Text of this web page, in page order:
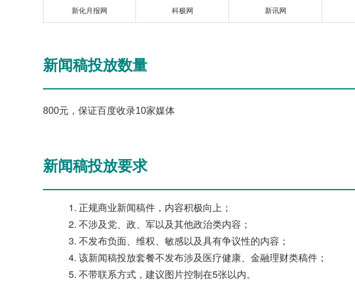
新化月报网 科极网 新讯网
新闻稿投放数量
800元，保证百度收录10家媒体
新闻稿投放要求
正规商业新闻稿件，内容积极向上；
不涉及党、政、军以及其他政治类内容；
不发布负面、维权、敏感以及具有争议性的内容；
该新闻稿投放套餐不发布涉及医疗健康、金融理财类稿件；
不带联系方式，建议图片控制在5张以内。